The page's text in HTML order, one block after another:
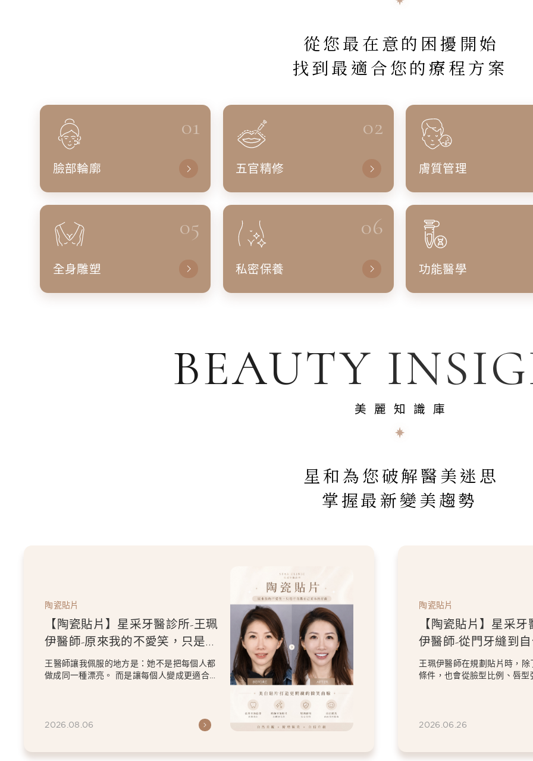
從您最在意的困擾開始
找到最適合您的療程方案
01
臉部輪廓
02
五官精修 膚質管理
05
全身雕塑
06
私密保養 功能醫學
BEAUTY
美麗知識庫
星和為您破解醫美迷思
掌握最新變美趨勢
陶瓷貼片
【陶瓷貼片】星采牙醫診所-王珮
伊醫師-原來我的不愛笑，只是不
喜歡自己原本的牙齒
王醫師讓我佩服的地方是：她不是把每個人都
做成同一種漂亮。 而是讓每個人變成更適合自
2026.08.06
陶瓷貼片
【陶瓷貼片】星采
伊醫師-從門牙縫到
白貼片打造更精緻的
王珮伊醫師在規劃貼片時，除
條件，也會從臉型比例、唇型
2026.06.26